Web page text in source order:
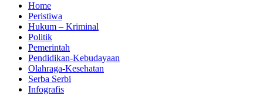
Home
Peristiwa
Hukum – Kriminal
Politik
Pemerintah
Pendidikan-Kebudayaan
Olahraga-Kesehatan
Serba Serbi
Infografis